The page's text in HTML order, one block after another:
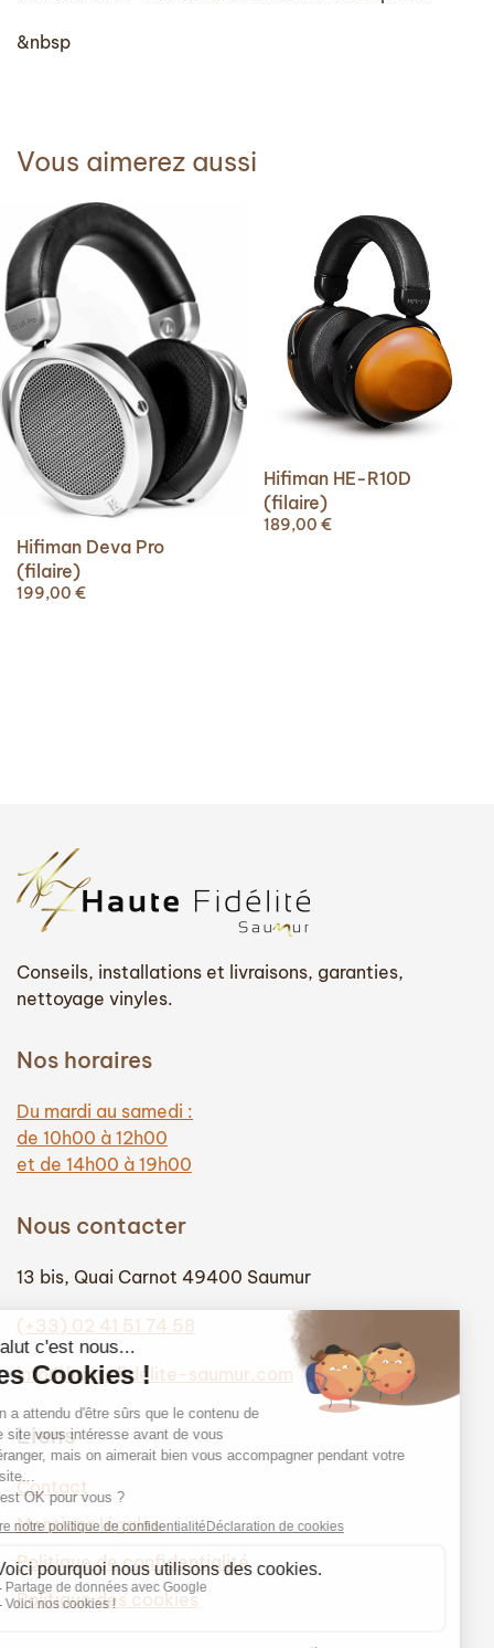
&nbsp
Vous aimerez aussi
Hifiman Deva Pro
(filaire)
199,00 €
Hifiman HE-R10D
(filaire)
189,00 €
Conseils, installations et livraisons, garanties,
nettoyage vinyles.
Nos horaires
Du mardi au samedi :
de 10h00 à 12h00
et de 14h00 à 19h00
Nous contacter
13 bis, Quai Carnot 49400 Saumur
(+33) 02 41 51 74 58
info@hautefidelite-saumur.com
Liens
Contact
Mentions légales
Politique de confidentialité
Politique des cookies